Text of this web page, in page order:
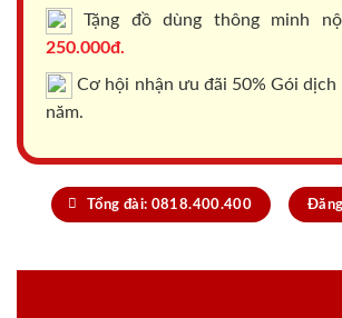
Tặng đồ dùng thông minh
250.000đ.
Cơ hội nhận ưu đãi 50% Gói dịch
năm.
Tổng đài: 0818.400.400